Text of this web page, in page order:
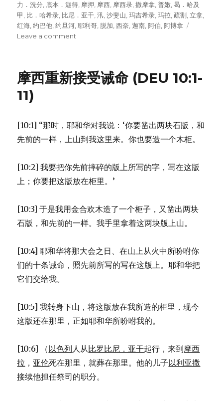
力．洗分 底本．迦得 摩押 摩西 摩西录 ,撒摩拿 ,普嫩 ,曷．哈及
甲 比．哈希录 比尼．亚干 ,汛 ,沙斐山 ,玛吉希录 ,玛拉 ,疏割 立拿
红海 ,约巴他 ,约旦河 ,耶利哥 脱加 ,西奈 ,迦南 ,阿伯 ,阿博拿
Leave a comment
到
49)
摩西重新接受诫命 (DEU 10:1-
11)
[10:1] “那时，耶和华对我说：‘你要凿出两块石版，和
先前的一样，上山到我这里来。你也要造一个木柜。
[10:2] 我要把你先前摔碎的版上所写的字，写在这版
上；你要把这版放在柜里。’
[10:3] 于是我用金合欢木造了一个柜子，又凿出两块
石版，和先前的一样。我手里拿着这两块版上山。
[10:4] 耶和华将那大会之日、在山上从火中所吩咐你
们的十条诫命，照先前所写的写在这版上。耶和华把
它们交给我。
[10:5] 我转身下山，将这版放在我所造的柜里，现今
这版还在那里，正如耶和华所吩咐我的。
[10:6] （以色列人从比罗比尼．亚干起行，来到摩西
拉 ， 亚伦死在那里，就葬在那里。他的儿子以利亚撒
接续他担任祭司的职分。